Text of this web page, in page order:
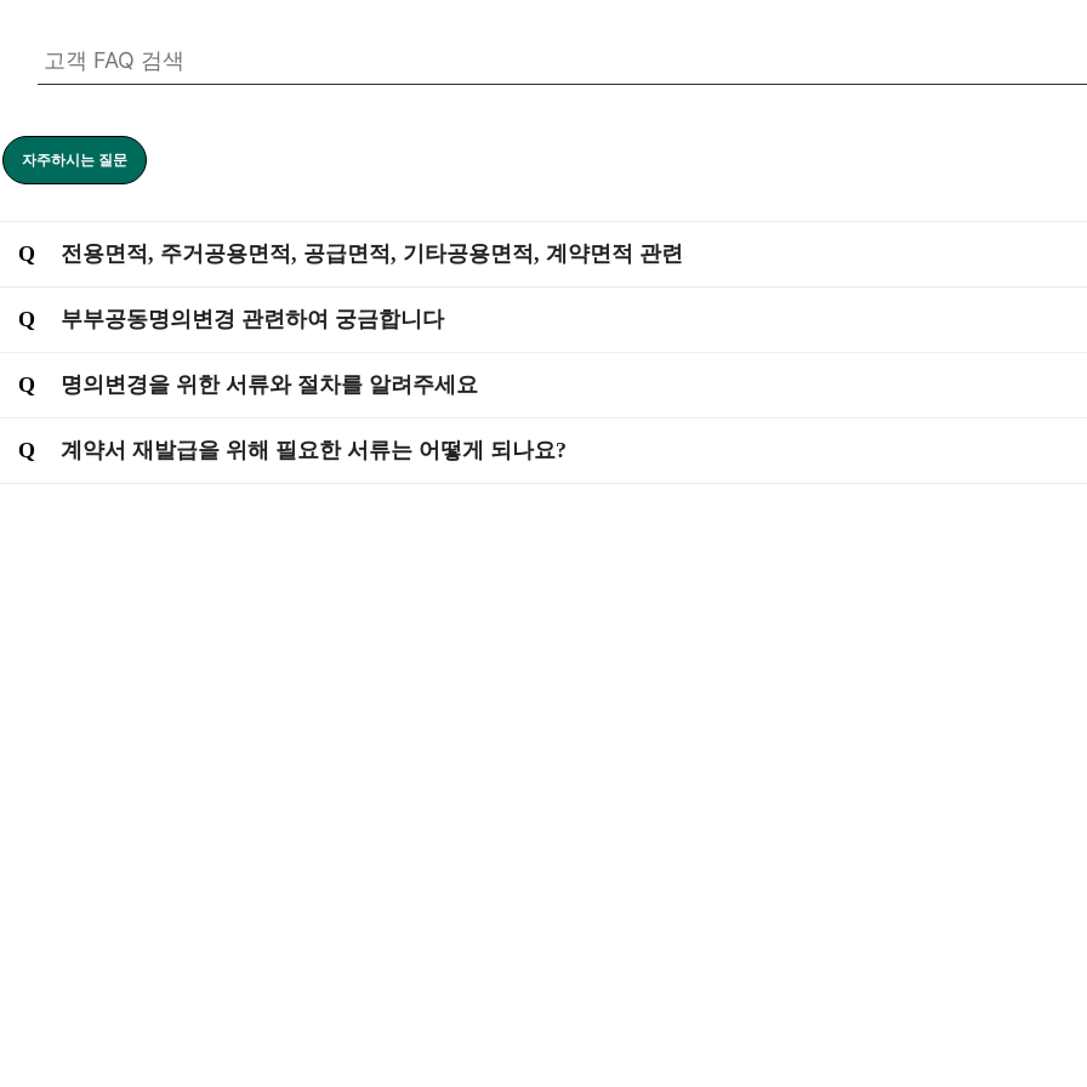
자주하시는 질문
Q 전용면적, 주거공용면적, 공급면적, 기타공용면적, 계약면적 관련
Q
부부공동명의변경 관련하여 궁금합니다
Q
명의변경을 위한 서류와 절차를 알려주세요
Q
계약서 재발급을 위해 필요한 서류는 어떻게 되나요?